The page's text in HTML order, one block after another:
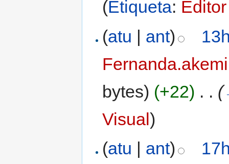
(Etiqueta:
(atu | ant)
Fernanda.akemi
bytes) (+22) . . (
Visual)
(atu | ant)